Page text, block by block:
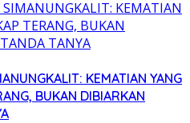
KEMATIAN YANG
BUKAN DIBIARKAN